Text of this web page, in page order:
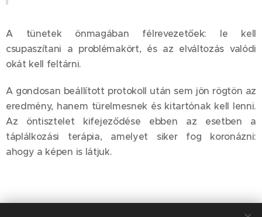
A tünetek önmagában félrevezetőek: le kell
csupaszítani a problémakört, és az elváltozás valódi
okát kell feltárni.
A gondosan beállított protokoll után sem jön rögtön az
eredmény, hanem türelmesnek és kitartónak kell lenni.
Az öntisztelet kifejeződése ebben az esetben a
táplálkozási terápia, amelyet siker fog koronázni:
ahogy a képen is látjuk.